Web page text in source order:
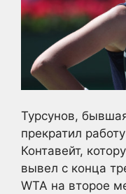
Турсунов,
прекратил
Контавейт,
вывел с конца
WTA на второе